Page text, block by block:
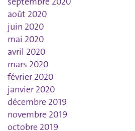
août 2020
juin 2020
mai 2020
avril 2020
mars 2020
février 2020
janvier 2020
décembre 2019
novembre 2019
octobre 2019